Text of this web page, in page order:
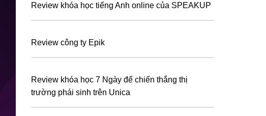
Review khóa học tiếng Anh online của SPEAKUP
Review công ty Epik
Review khóa học 7 Ngày để chiến thắng thị
trường phái sinh trên Unica